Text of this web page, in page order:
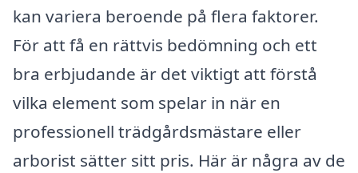
kan variera beroende på flera faktorer.
För att få en rättvis bedömning och ett
bra erbjudande är det viktigt att förstå
vilka element som spelar in när en
professionell trädgårdsmästare eller
arborist sätter sitt pris. Här är några av de